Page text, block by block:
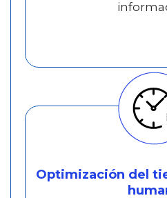
Optimización del